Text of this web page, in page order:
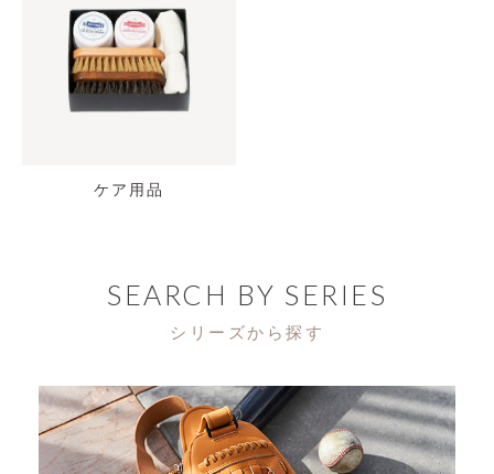
ケア用品
SEARCH BY SERIES
シリーズから探す